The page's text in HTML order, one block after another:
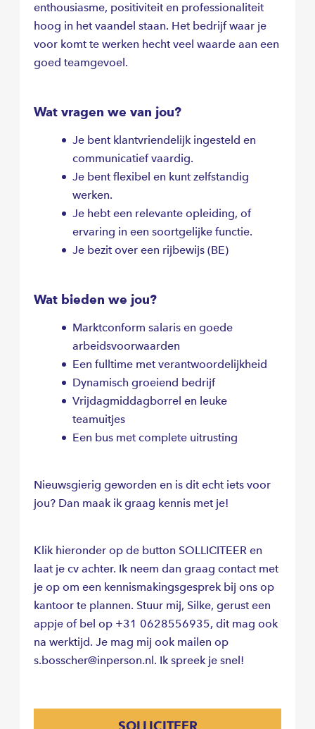
enthousiasme, positiviteit en professionaliteit
hoog in het vaandel staan. Het bedrijf waar je
voor komt te werken hecht veel waarde aan een
goed teamgevoel.
Wat vragen we van jou?
Je bent klantvriendelijk ingesteld en
communicatief vaardig.
Je bent flexibel en kunt zelfstandig
werken.
Je hebt een relevante opleiding, of
ervaring in een soortgelijke functie.
Je bezit over een rijbewijs (BE)
Wat bieden we jou?
Marktconform salaris en goede
arbeidsvoorwaarden
Een fulltime met verantwoordelijkheid
Dynamisch groeiend bedrijf
Vrijdagmiddagborrel en leuke
teamuitjes
Een bus met complete uitrusting
Nieuwsgierig geworden en is dit echt iets voor
jou? Dan maak ik graag kennis met je!
Klik hieronder op de button SOLLICITEER en
laat je cv achter. Ik neem dan graag contact met
je op om een kennismakingsgesprek bij ons op
kantoor te plannen. Stuur mij, Silke, gerust een
appje of bel op +31 0628556935, dit mag ook
na werktijd. Je mag mij ook mailen op
s.bosscher@inperson.nl. Ik spreek je snel!